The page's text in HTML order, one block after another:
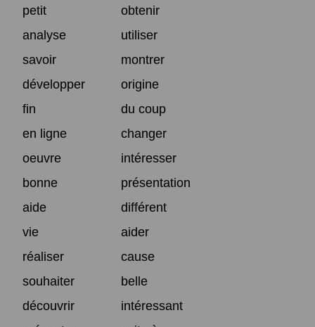
petit
obtenir
analyse
utiliser
savoir
montrer
développer
origine
fin
du coup
en ligne
changer
oeuvre
intéresser
bonne
présentation
aide
différent
vie
aider
réaliser
cause
souhaiter
belle
découvrir
intéressant